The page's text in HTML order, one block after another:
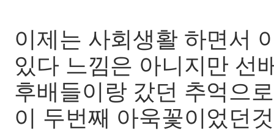
이제는 사회생활 하면서
있다 느낌은 아니지만 선
후배들이랑 갔던 추억으
이 두번째 아욱꽃이었던